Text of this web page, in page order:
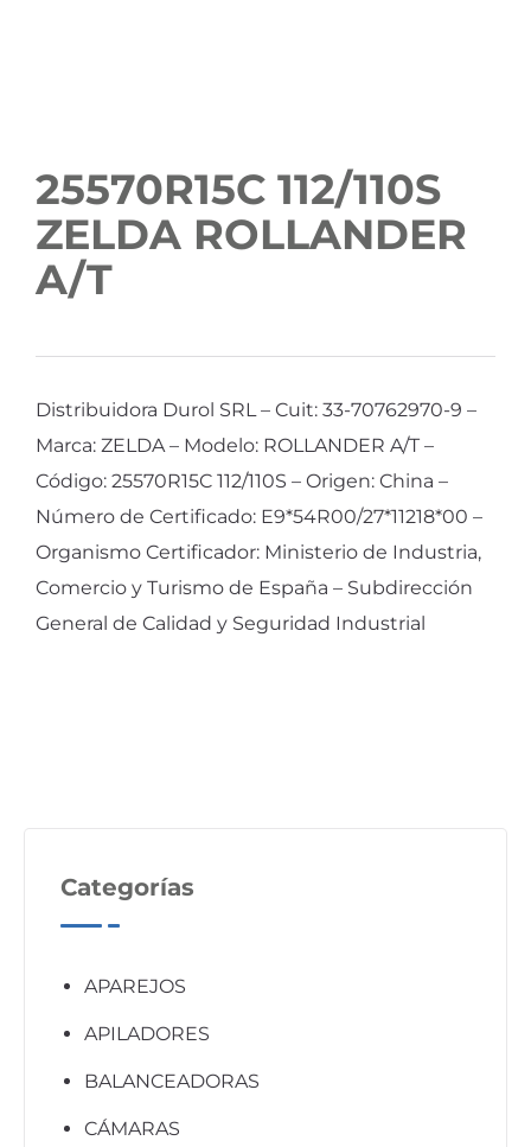
25570R15C 112/110S
ZELDA ROLLANDER
A/T
Distribuidora Durol SRL – Cuit: 33-70762970-9 –
Marca: ZELDA – Modelo: ROLLANDER A/T –
Código: 25570R15C 112/110S – Origen: China –
Número de Certificado: E9*54R00/27*11218*00 –
Organismo Certificador: Ministerio de Industria,
Comercio y Turismo de España – Subdirección
General de Calidad y Seguridad Industrial
Categorías
APAREJOS
APILADORES
BALANCEADORAS
CÁMARAS